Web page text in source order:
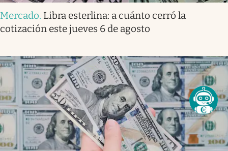
Mercado. Libra esterlina: a cuánto cerró la
cotización este jueves 6 de agosto